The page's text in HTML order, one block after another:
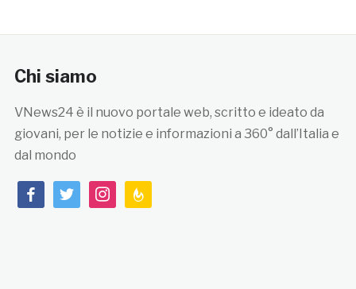
Chi siamo
VNews24 è il nuovo portale web, scritto e ideato da
giovani, per le notizie e informazioni a 360° dall’Italia e
dal mondo
facebooktwitterinstagramfeedburner